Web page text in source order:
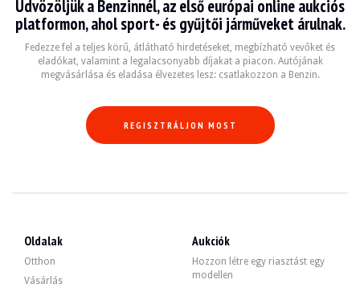
Fedezze fel az összes eladó Plymouth Autres hirdetésünket. Találja meg
Üdvözöljük a Benzinnél, az első európai online aukciós
platformon, ahol sport- és gyűjtői járműveket árulnak.
Fedezze fel a teljes körű, átlátható hirdetéseket, megbízható vevőket és
eladókat, valamint a legalacsonyabb díjakat a piacon. Autójának
megvásárlása és eladása élvezetes lesz: csatlakozzon a Benzin.
REGISZTRÁLJON MOST
Oldalak
Otthon
Vásárlás
Aukciók
Hozzon létre egy riasztást egy
modellen